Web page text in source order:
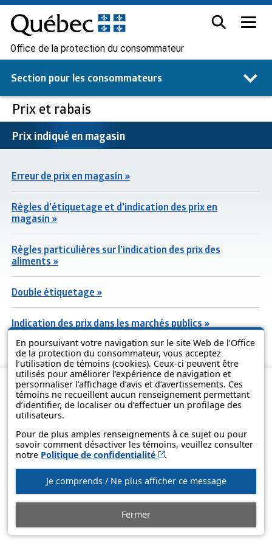
En poursuivant votre navigation sur le site Web de l’Office
de la protection du consommateur, vous acceptez
l’utilisation de témoins (cookies). Ceux-ci peuvent être
utilisés pour améliorer l’expérience de navigation et
personnaliser l’affichage d’avis et d’avertissements. Ces
témoins ne recueillent aucun renseignement permettant
d’identifier, de localiser ou d’effectuer un profilage des
utilisateurs.
Pour de plus amples renseignements à ce sujet ou pour
savoir comment désactiver les témoins, veuillez consulter
notre Politique de confidentialité Cet hyperlien s’ouvrira
.
Je comprends / Ne plus afficher ce message
Fermer
Office de la protection du consommateur
Section pour les consommateurs
Prix et rabais
Prix indiqué en magasin
Erreur de prix en magasin »
Règles d’étiquetage et d’indication des prix en
magasin »
Règles particulières sur l’indication des prix des
aliments »
Double étiquetage »
Indication des prix dans les marchés publics »
© Gouvernement du Québec, 2013-2025